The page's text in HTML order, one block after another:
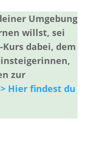
Umgebung
willst, sei
dabei, dem
zur
Hier findest du